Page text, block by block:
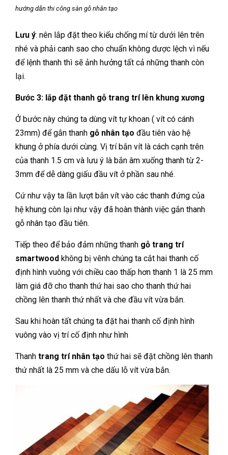
hướng dẫn thi công sàn gỗ nhân tạo
Lưu ý: nên lắp đặt theo kiểu chống mí từ dưới lên trên
nhé và phải canh sao cho chuẩn không dược lệch vì nếu
để lệnh thanh thì sẽ ảnh hưởng tất cả những thanh còn
lại.
Bước 3: lắp đặt thanh gỗ trang trí lên khung xương
Ở bước này chúng ta dùng vít tự khoan ( vít có cánh
23mm) để gắn thanh gỗ nhân tạo đầu tiên vào hệ
khung ở phía dưới cùng. Vị trí bắn vít là cách cạnh trên
của thanh 1.5 cm và lưu ý là bắn âm xuống thanh từ 2-
3mm để dễ dàng giấu đầu vít ở phần sau nhé.
Cứ như vậy ta lần lượt bắn vít vào các thanh đứng của
hệ khung còn lại như vậy đã hoàn thành việc gắn thanh
gỗ nhân tạo đầu tiên.
Tiếp theo để bảo đảm những thanh gỗ trang trí
smartwood không bị vênh chúng ta cắt hai thanh cố
định hình vuông với chiều cao thấp hơn thanh 1 là 25 mm
làm giá đỡ cho thanh thứ hai sao cho thanh thứ hai
chồng lên thanh thứ nhất và che đầu vít vừa bắn.
Sau khi hoàn tất chúng ta đặt hai thanh cố định hình
vuông vào vị trí cố định như hình
Thanh trang trí nhân tạo thứ hai sẽ đặt chồng lên thanh
thứ nhất là 25 mm và che dấu lỗ vít vừa bắn.